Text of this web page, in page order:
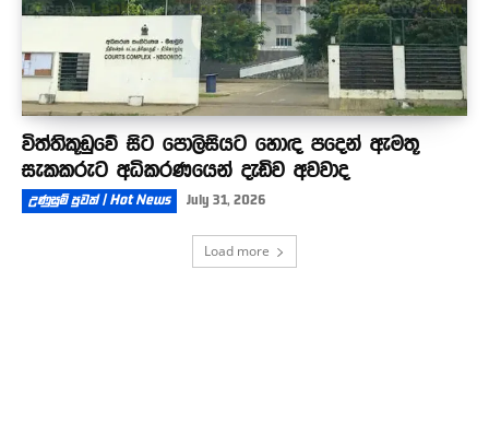
විත්තිකූඩුවේ සිට පොලිසියට හොඳ පදෙන් ඇමතූ
සැකකරුට අධිකරණයෙන් දැඩිව අවවාද
උණුසුම් පුවත් | Hot News July 31, 2026
Load more